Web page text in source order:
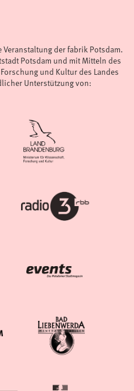
Veranstaltung der fabrik Potsdam.
Potsdam und mit Mitteln des
und Kultur des Landes
Unterstützung von: